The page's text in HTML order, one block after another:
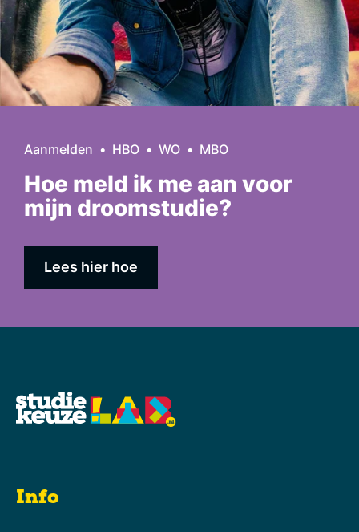
Aanmelden HBO WO MBO
Hoe meld ik me aan voor
mijn droomstudie?
Lees hier hoe
Info